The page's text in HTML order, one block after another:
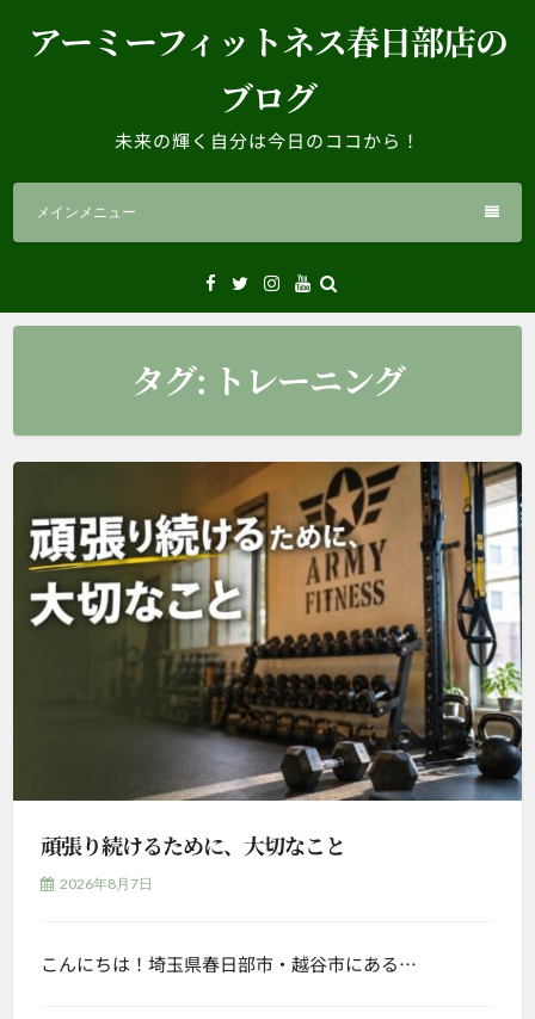
ス
アーミーフィットネス春日部店の
ブログ
未来の輝く自分は今日のココから！
メインメニュー
Facebook
TwitterInstagram
YouTube
タグ: トレーニング
頑張り続けるために、大切なこと
2026年8月7日
こんにちは！埼玉県春日部市・越谷市にある…